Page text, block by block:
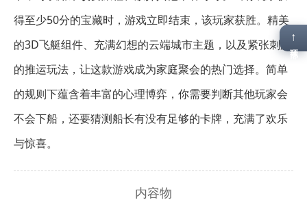
得至少50分的宝藏时，游戏立即结束，该玩家获胜。精美
的3D飞艇组件、充满幻想的云端城市主题，以及紧张刺激
的推运玩法，让这款游戏成为家庭聚会的热门选择。简单
的规则下蕴含着丰富的心理博弈，你需要判断其他玩家会
不会下船，还要猜测船长有没有足够的卡牌，充满了欢乐
与惊喜。
内容物
↑